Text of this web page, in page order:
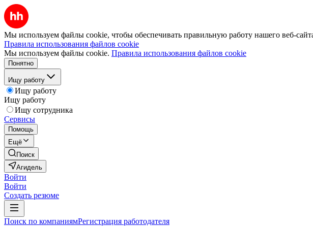
Мы используем файлы cookie, чтобы обеспечивать правильную работу нашего веб-
Правила использования файлов cookie
Мы используем файлы cookie. Правила использования файлов cookie
Понятно
Ищу работу
Ищу работу
Ищу работу
Ищу сотрудника
Сервисы
Помощь
Ещё
Поиск
Агидель
Войти
Войти
Создать резюме
Поиск по компаниямРегистрация работодателя